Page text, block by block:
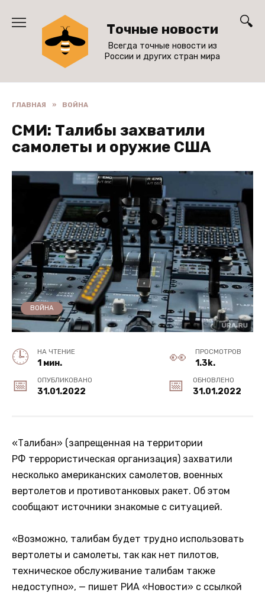
содержанию
Точные новости
Всегда точные новости из
России и других стран мира
ГЛАВНАЯ » ВОЙНА
СМИ: Талибы захватили
самолеты и оружие США
ВОЙНА
НА ЧТЕНИЕ
1 мин.
ПРОСМОТРОВ
1.3k.
ОПУБЛИКОВАНО
31.01.2022
ОБНОВЛЕНО
31.01.2022
«Талибан» (запрещенная на территории
РФ террористическая организация) захватили
несколько американских самолетов, военных
вертолетов и противотанковых ракет. Об этом
сообщают источники знакомые с ситуацией.
«Возможно, талибам будет трудно использовать
вертолеты и самолеты, так как нет пилотов,
техническое обслуживание талибам также
недоступно», — пишет РИА «Новости» с ссылкой